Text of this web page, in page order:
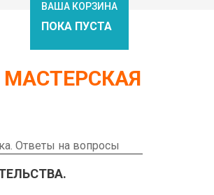
ВАША КОРЗИНА
ПОКА ПУСТА
МАСТЕРСКАЯ
Ответы на вопросы